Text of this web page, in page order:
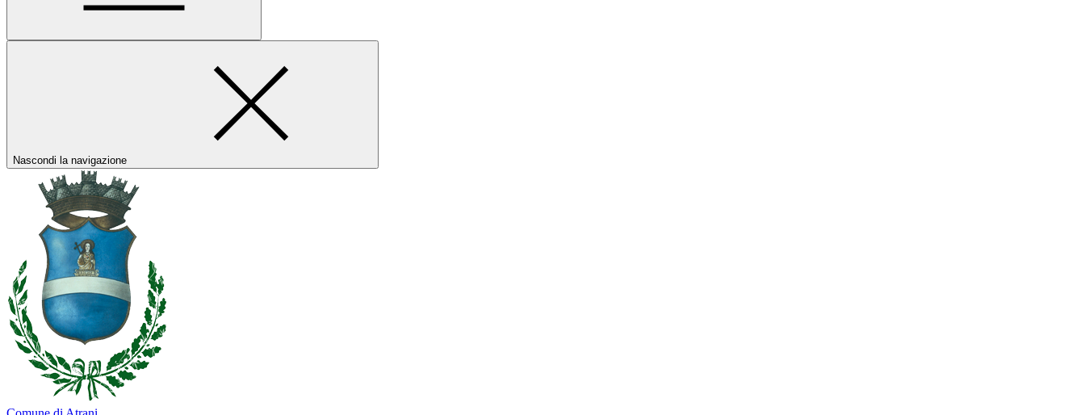
Nascondi la navigazione